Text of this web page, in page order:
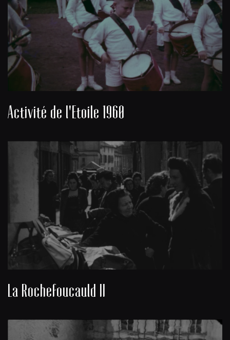
Activité de l'Etoile 1960
La Rochefoucauld II